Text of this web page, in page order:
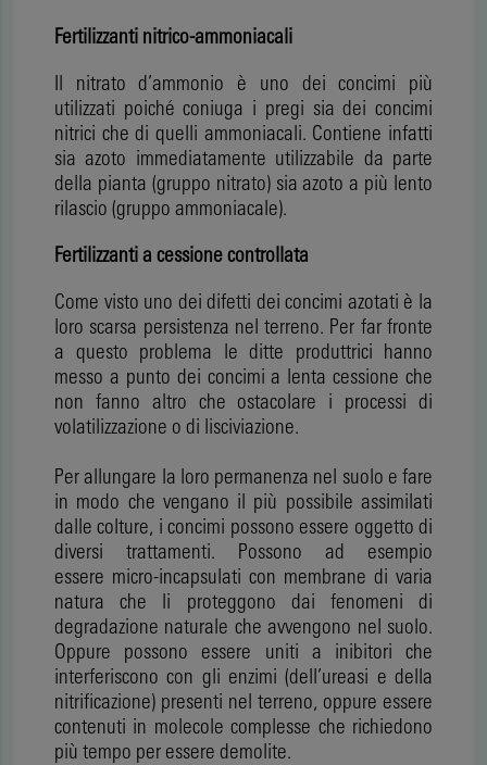
Fertilizzanti nitrico-ammoniacali
Il nitrato d’ammonio è uno dei concimi più
utilizzati poiché coniuga i pregi sia dei concimi
nitrici che di quelli ammoniacali. Contiene infatti
sia azoto immediatamente utilizzabile da parte
della pianta (gruppo nitrato) sia azoto a più lento
rilascio (gruppo ammoniacale).
Fertilizzanti a cessione controllata
Come visto uno dei difetti dei concimi azotati è la
loro scarsa persistenza nel terreno. Per far fronte
a questo problema le ditte produttrici hanno
messo a punto dei concimi a lenta cessione che
non fanno altro che ostacolare i processi di
volatilizzazione o di lisciviazione.
Per allungare la loro permanenza nel suolo e fare
in modo che vengano il più possibile assimilati
dalle colture, i concimi possono essere oggetto di
diversi trattamenti. Possono ad esempio
essere micro-incapsulati con membrane di varia
natura che li proteggono dai fenomeni di
degradazione naturale che avvengono nel suolo.
Oppure possono essere uniti a inibitori che
interferiscono con gli enzimi (dell’ureasi e della
nitrificazione) presenti nel terreno, oppure essere
contenuti in molecole complesse che richiedono
più tempo per essere demolite.